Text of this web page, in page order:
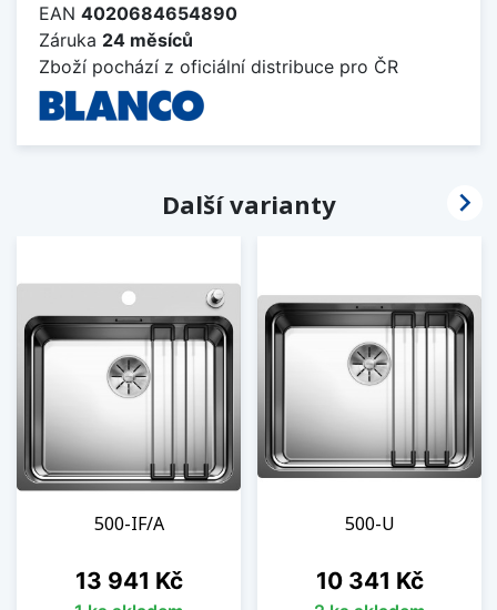
EAN 4020684654890
Záruka 24 měsíců
Zboží pochází z oficiální distribuce pro ČR
Další varianty
500-IF/A
Cena
13 941 Kč
500-U
Cena
10 341 Kč
